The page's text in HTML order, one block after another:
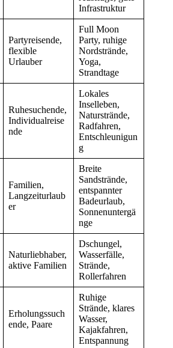
Infrastruktur
Partyreisende,
flexible
Urlauber
Full Moon
Party, ruhige
Nordstrände,
Yoga,
Strandtage
Ruhesuchende,
Individualreise
nde
Lokales
Inselleben,
Naturstrände,
Radfahren,
Entschleunigun
g
Familien,
Langzeiturlaub
er
Breite
Sandstrände,
entspannter
Badeurlaub,
Sonnenuntergä
nge
Naturliebhaber,
aktive Familien
Dschungel,
Wasserfälle,
Strände,
Rollerfahren
Erholungssuch
ende, Paare
Ruhige
Strände, klares
Wasser,
Kajakfahren,
Entspannung